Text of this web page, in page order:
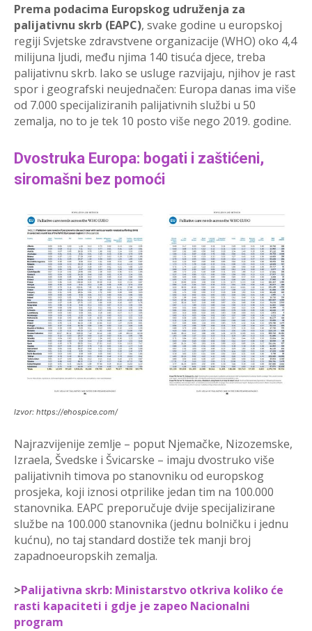
Prema podacima Europskog udruženja za
palijativnu skrb (EAPC), svake godine u europskoj
regiji Svjetske zdravstvene organizacije (WHO) oko 4,4
milijuna ljudi, među njima 140 tisuća djece, treba
palijativnu skrb. Iako se usluge razvijaju, njihov je rast
spor i geografski neujednačen: Europa danas ima više
od 7.000 specijaliziranih palijativnih službi u 50
zemalja, no to je tek 10 posto više nego 2019. godine.
Dvostruka Europa: bogati i zaštićeni,
siromašni bez pomoći
Izvor: https://ehospice.com/
Najrazvijenije zemlje – poput Njemačke, Nizozemske,
Izraela, Švedske i Švicarske – imaju dvostruko više
palijativnih timova po stanovniku od europskog
prosjeka, koji iznosi otprilike jedan tim na 100.000
stanovnika. EAPC preporučuje dvije specijalizirane
službe na 100.000 stanovnika (jednu bolničku i jednu
kućnu), no taj standard dostiže tek manji broj
zapadnoeuropskih zemalja.
>Palijativna skrb: Ministarstvo otkriva koliko će
rasti kapaciteti i gdje je zapeo Nacionalni
program